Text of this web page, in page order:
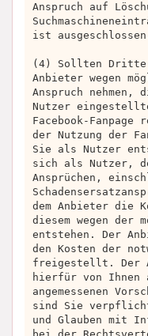
Anspruch auf
ist
(4) Sollten Dritte
Anbieter wegen
Anspruch
Nutzer
Facebook-
der Nutzung der
Sie als Nutzer
sich als Nutzer,
Ansprüchen,
dem Anbieter die
diesem wegen der
entstehen. Der
den Kosten der
freigestellt. Der
hierfür von Ihnen
angemessenen
sind Sie
und Glauben mit